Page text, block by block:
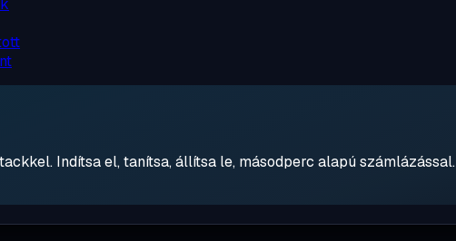
Indítsa el, tanítsa, állítsa le, másodperc alapú számlázással.